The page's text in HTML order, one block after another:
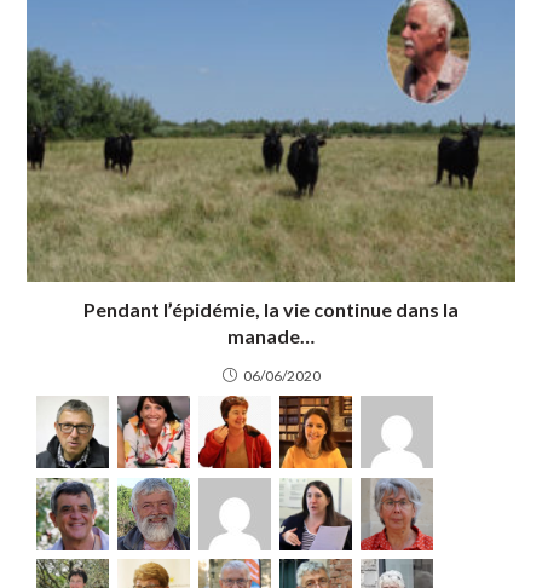
Pendant l’épidémie, la vie continue dans la
manade…
06/06/2020